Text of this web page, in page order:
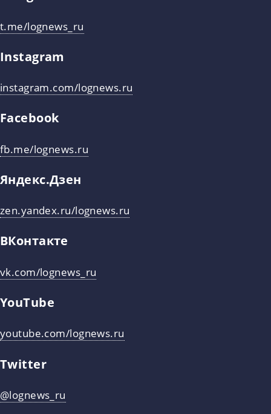
t.me/lognews_ru
Instagram
instagram.com/lognews.ru
Facebook
fb.me/lognews.ru
Яндекс.Дзен
zen.yandex.ru/lognews.ru
ВКонтакте
vk.com/lognews_ru
YouTube
youtube.com/lognews.ru
Twitter
@lognews_ru